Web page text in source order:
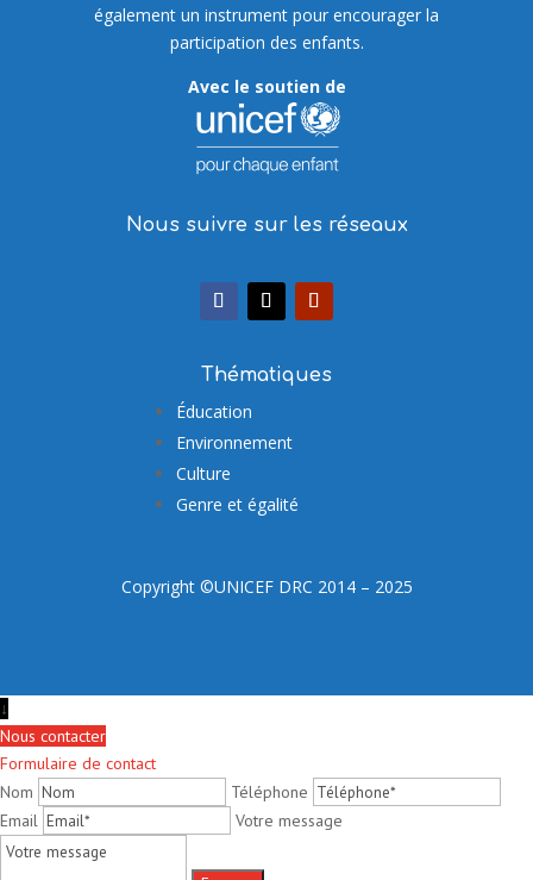
également un instrument pour encourager la
participation des enfants.
Avec le soutien de
Nous suivre sur les réseaux
Thématiques
Éducation
Environnement
Culture
Genre et égalité
Copyright ©UNICEF DRC 2014 – 2025
↓
Nous contacter
Formulaire de contact
Nom
Téléphone
Email
Votre message